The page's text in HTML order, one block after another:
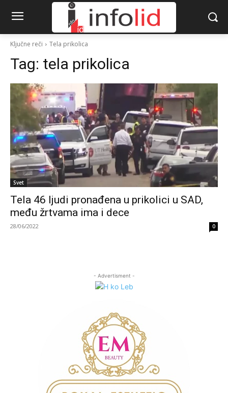
Ključne reči Tela prikolica
Tag: tela prikolica
Svet
Tela 46 ljudi pronađena u prikolici u SAD,
među žrtvama ima i dece
28/06/2022 0
- Advertisment -